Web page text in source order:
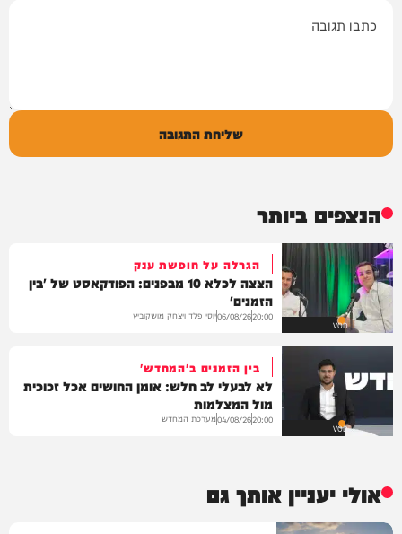
שליחת התגובה
הנצפים ביותר
VOD
הגרלה על חופשת ענק
הצצה לכלא 10 מבפנים: הפודקאסט של 'בין
הזמנים'
20:00
06/08/26יוסי פלד ויצחק מושקוביץ
VOD
בין הזמנים ב'המחדש'
לא לבעלי לב חלש: אומן החושים אכל זכוכית
מול המצלמות
20:00
04/08/26מערכת המחדש
אולי יעניין אותך גם